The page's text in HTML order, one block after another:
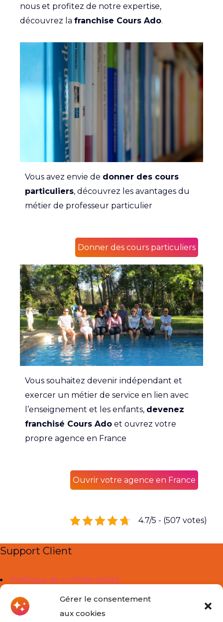
Gérer le consentement
aux cookies
nous et profitez de notre expertise,
découvrez la franchise Cours Ado.
Vous avez envie de donner des cours
particuliers, découvrez les avantages du
métier de professeur particulier
Donner des cours particuliers
Vous souhaitez devenir indépendant et
exercer un métier de service en lien avec
l’enseignement et les enfants, devenez
franchisé Cours Ado et ouvrez votre
propre agence en France
Ouvrir votre agence en France
4.7/5 - (507 votes)
Support Client
Politique de confidentialité
Mentions légales